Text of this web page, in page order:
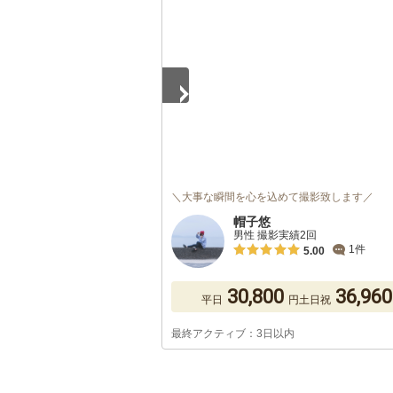
＼大事な瞬間を心を込めて撮影致します／
帽子悠
男性 撮影実績2回
5.00
1件
平日 30,800 円土日祝 36,960
最終アクティブ：3日以内